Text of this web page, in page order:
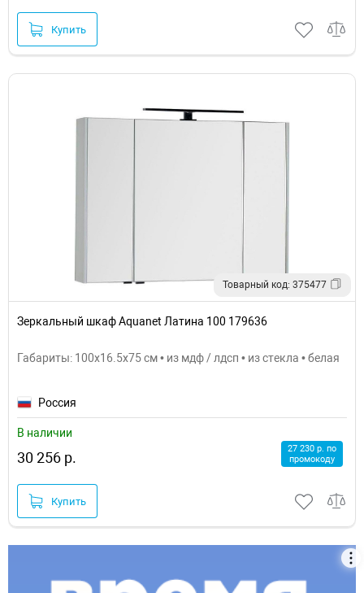
Купить
Товарный код: 375477
Зеркальный шкаф Aquanet Латина 100 179636
Габариты: 100x16.5x75 см • из мдф / лдсп • из стекла • белая
Россия
В наличии
30 256 р.
27 230 р. по
промокоду
Купить